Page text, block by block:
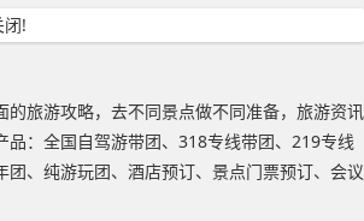
!
的旅游攻略，去不同景点做不同准备，旅游资讯
品：全国自驾游带团、318专线带团、219专线
团、纯游玩团、酒店预订、景点门票预订、会议